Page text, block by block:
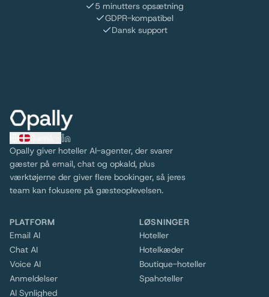
5 minutters opsætning
GDPR-kompatibel
Dansk support
Opally giver hoteller AI-agenter, der svarer
gæster på email, chat og opkald, plus
værktøjerne der giver flere bookinger, så jeres
team kan fokusere på gæsteoplevelsen.
PLATFORM
Email AI
Chat AI
Voice AI
Anmeldelser
AI Synlighed
LØSNINGER
Hoteller
Hotelkæder
Boutique-hoteller
Spahoteller